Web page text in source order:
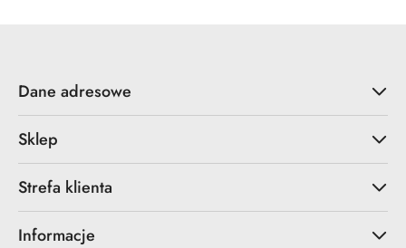
Dane adresowe
Sklep
Strefa klienta
Informacje